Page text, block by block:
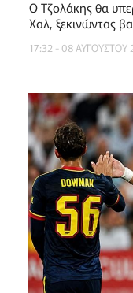
Ο Τζολάκης θα
Χαλ, ξεκινώντας
17:32 - 08 ΑΥΓΟΥΣΤΟΥ